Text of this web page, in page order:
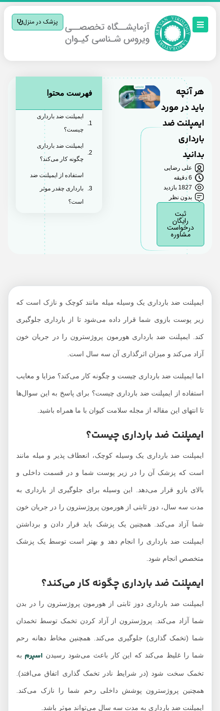
پزشک در منزل
هر آنچه
باید در مورد
ایمپلنت ضد
بارداری
بدانید
علی رضایی
6 دقیقه
1827 بازدید
بدون نظر
رایگان
درخواست
مشاوره
فهرست محتوا
ایمپلنت ضد بارداری
چیست؟
ایمپلنت ضد بارداری
چگونه کار می‌کند؟
استفاده از ایمپلنت ضد
بارداری چقدر موثر
ضد بارداری درد دارد؟
چه زمانی می‌توانم
ایمپلنت ضد بارداری
ضد بارداری چیست؟
مزایا و معایب استفاده
چه کسانی می‌توانند از
استفاده کنند؟
آیا با استفاده از
ایمپلنت ضد بارداری
پریود می‌شوم؟
چه زمانی باید با پزشک
ایمپلنت ضد بارداری یک وسیله میله مانند کوچک و نازک است که
زیر پوست بازوی شما قرار داده می‌شود تا از بارداری جلوگیری
کند. ایمپلنت ضد بارداری هورمون پروژسترون را در جریان خون
آزاد می‌کند و میزان اثرگذاری آن سه سال است.
اما ایمپلنت ضد بارداری چیست و چگونه کار می‌کند؟ مزایا و معایب
استفاده از ایمپلنت ضد بارداری چیست؟ برای پاسخ به این سوال‌ها
تا انتهای این مقاله از مجله سلامت کیوان با ما همراه باشید.
ایمپلنت ضد بارداری چیست؟
ایمپلنت ضد بارداری یک وسیله کوچک، انعطاف پذیر و میله مانند
است که پزشک آن را در زیر پوست شما و در قسمت داخلی و
بالای بازو قرار می‌دهد. این وسیله برای جلوگیری از بارداری به
مدت سه سال، دوز ثابتی از هورمون پروژسترون را در جریان خون
شما آزاد می‌کند. همچنین یک پزشک باید قرار دادن و برداشتن
ایمپلنت ضد بارداری را انجام دهد و بهتر است توسط یک پزشک
متخصص انجام شود.
ایمپلنت ضد بارداری چگونه کار می‌کند؟
ایمپلنت ضد بارداری دوز ثابتی از هورمون پروژسترون را در بدن
شما آزاد می‌کند. پروژسترون از آزاد کردن تخمک توسط تخمدان
شما (تخمک گذاری) جلوگیری می‌کند. همچنین مخاط دهانه رحم
شما را غلیظ می‌کند که این کار باعث می‌شود رسیدناسپرمبه
تخمک سخت شود (در شرایط نادر تخمک گذاری اتفاق می‌افتد).
همچنین پروژسترون پوشش داخلی رحم شما را نازک می‌کند.
ایمپلنت ضد بارداری به مدت سه سال می‌تواند موثر باشد.